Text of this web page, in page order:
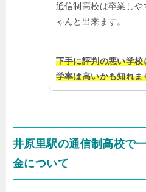
通信制高校は卒業し
ゃんと出来ます。
下手に評判の悪い学
学率は高いかも知れま
井原里駅の通信制高校で
金について